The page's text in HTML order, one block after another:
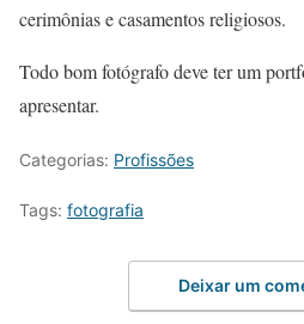
cerimônias e casamentos religiosos.
Todo bom fotógrafo deve ter um
apresentar.
Categorias: Profissões
Tags: fotografia
Deixar um